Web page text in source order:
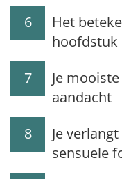
6
Het
hoofdstuk
7
Je
aandacht
8
Je
sensuele